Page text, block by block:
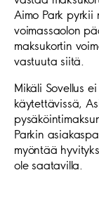
Aimo Park pyrkii
voimassaolon
maksukortin
vastuuta siitä.
Mikäli Sovellus
käytettävissä,
Parkin
myöntää
ole saatavilla.